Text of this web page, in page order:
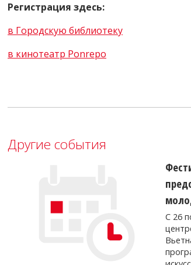
Регистрация здесь:
в Городскую библиотеку
в кинотеатр Ponrepo
Другие события
С 26